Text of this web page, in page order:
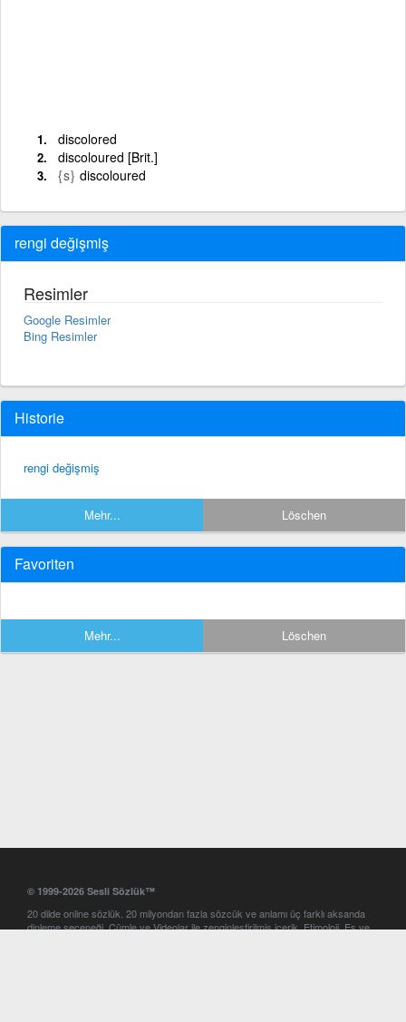
discolored
discoloured [Brit.]
{s} discoloured
rengi değişmiş
Resimler
Google Resimler
Bing Resimler
Historie
rengi değişmiş
Mehr... Löschen
Favoriten
Mehr... Löschen
© 1999-2026 Sesli Sözlük™
20 dilde online sözlük. 20 milyondan fazla sözcük ve anlamı üç farklı aksanda
dinleme seçeneği. Cümle ve Videolar ile zenginleştirilmiş içerik. Etimoloji, Eş ve